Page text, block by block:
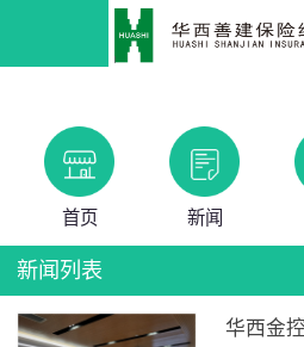
首页 新闻
新闻列表